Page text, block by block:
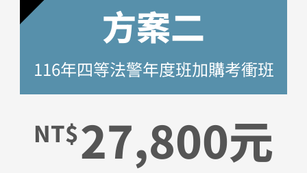
方案二
116年四等法警年度班加購考衝班
NT$27,800元